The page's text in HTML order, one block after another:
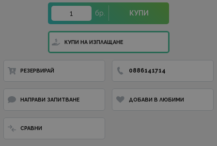
бр. КУПИ
КУПИ НА ИЗПЛАЩАНЕ
РЕЗЕРВИРАЙ 0886141714
НАПРАВИ ЗАПИТВАНЕ ДОБАВИ В ЛЮБИМИ
СРАВНИ